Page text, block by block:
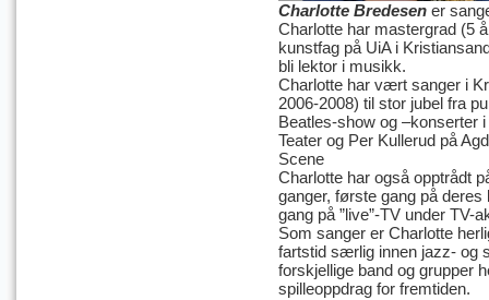
Charlotte Bredesen er
Charlotte har mastergrad (5
kunstfag på UiA i
bli lektor i musikk.
Charlotte har vært sanger i
2006-2008) til stor jubel fra
Beatles-show og –konserter
Teater og Per Kullerud på
Scene
Charlotte har også opptrådt
ganger, første gang på
gang på ”live”-TV under TV-
Som sanger er Charlotte
fartstid særlig innen jazz- og
forskjellige band og grupper
spilleoppdrag for fremtiden.